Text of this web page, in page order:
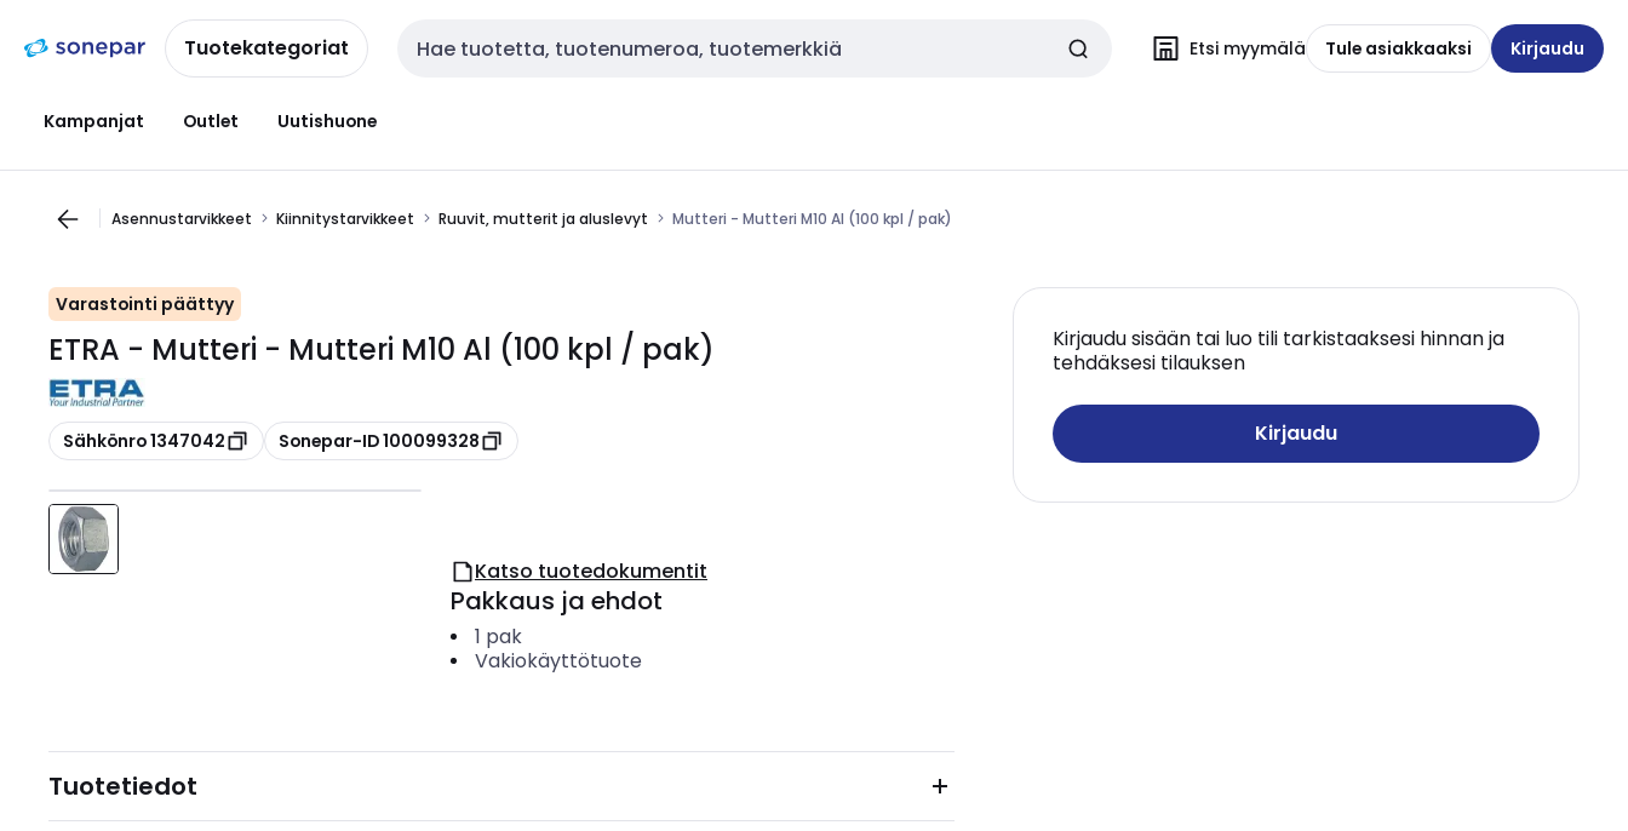
navigointiinsisältöönTuotekategoriat Haku Etsi myymälä Tule asiakkaaksi Kirjaudu
Kampanjat Outlet Uutishuone
Asennustarvikkeet Kiinnitystarvikkeet Ruuvit, mutterit ja aluslevyt Mutteri - Mutteri M10 Al (100 kpl / pak)
Varastointi päättyy
ETRA - Mutteri - Mutteri M10 Al (100 kpl / pak)
Kopioi
Sähkönro 1347042 Kopioi
Sonepar-ID 100099328
Kirjaudu sisään tai luo tili tarkistaaksesi hinnan ja
tehdäksesi tilauksen
Kirjaudu
Katso tuotedokumentit
Pakkaus ja ehdot
1 pak
Vakiokäyttötuote
Tuotetiedot